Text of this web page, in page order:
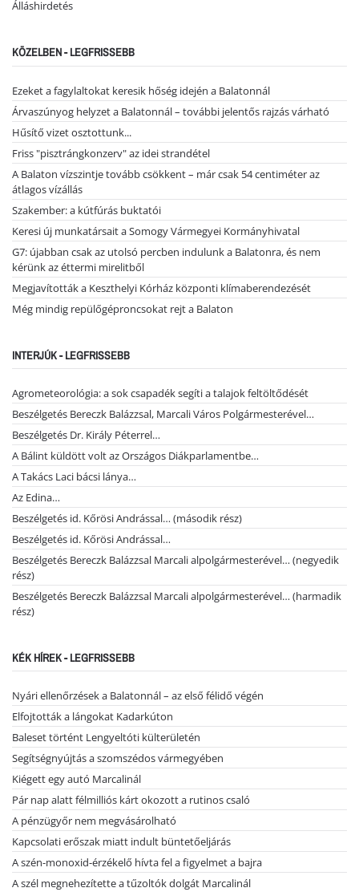
Álláshirdetés
KÖZELBEN - LEGFRISSEBB
Ezeket a fagylaltokat keresik hőség idején a Balatonnál
Árvaszúnyog helyzet a Balatonnál – további jelentős rajzás várható
Hűsítő vizet osztottunk...
Friss "pisztrángkonzerv" az idei strandétel
A Balaton vízszintje tovább csökkent – már csak 54 centiméter az
átlagos vízállás
Szakember: a kútfúrás buktatói
Keresi új munkatársait a Somogy Vármegyei Kormányhivatal
G7: újabban csak az utolsó percben indulunk a Balatonra, és nem
kérünk az éttermi mirelitből
Megjavították a Keszthelyi Kórház központi klímaberendezését
Még mindig repülőgéproncsokat rejt a Balaton
INTERJÚK - LEGFRISSEBB
Agrometeorológia: a sok csapadék segíti a talajok feltöltődését
Beszélgetés Bereczk Balázzsal, Marcali Város Polgármesterével…
Beszélgetés Dr. Király Péterrel…
A Bálint küldött volt az Országos Diákparlamentbe…
A Takács Laci bácsi lánya…
Az Edina…
Beszélgetés id. Kőrösi Andrással… (második rész)
Beszélgetés id. Kőrösi Andrással…
Beszélgetés Bereczk Balázzsal Marcali alpolgármesterével… (negyedik
rész)
Beszélgetés Bereczk Balázzsal Marcali alpolgármesterével… (harmadik
rész)
KÉK HÍREK - LEGFRISSEBB
Nyári ellenőrzések a Balatonnál – az első félidő végén
Elfojtották a lángokat Kadarkúton
Baleset történt Lengyeltóti külterületén
Segítségnyújtás a szomszédos vármegyében
Kiégett egy autó Marcalinál
Pár nap alatt félmilliós kárt okozott a rutinos csaló
A pénzügyőr nem megvásárolható
Kapcsolati erőszak miatt indult büntetőeljárás
A szén-monoxid-érzékelő hívta fel a figyelmet a bajra
A szél megnehezítette a tűzoltók dolgát Marcalinál